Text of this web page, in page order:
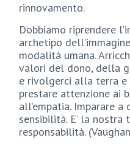
rinnovamento.
Dobbiamo riprendere
archetipo
modalità umana.
valori del dono, della
e rivolgerci alla terra
prestare attenzione ai
all’empatia. Imparare
sensibilità. E’ la nostra
responsabilità.